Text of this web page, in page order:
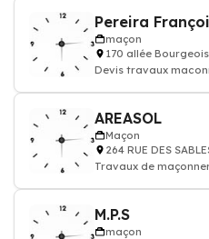
Pereira
maçon
170 allée
Devis travaux
AREASOL
Maçon
264 RUE DES
Travaux de
M.P.S
maçon